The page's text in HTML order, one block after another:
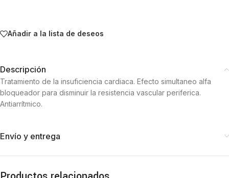
Añadir a la lista de deseos
Descripción
Tratamiento de la insuficiencia cardiaca. Efecto simultaneo alfa
bloqueador para disminuir la resistencia vascular periferica.
Antiarrítmico.
Envío y entrega